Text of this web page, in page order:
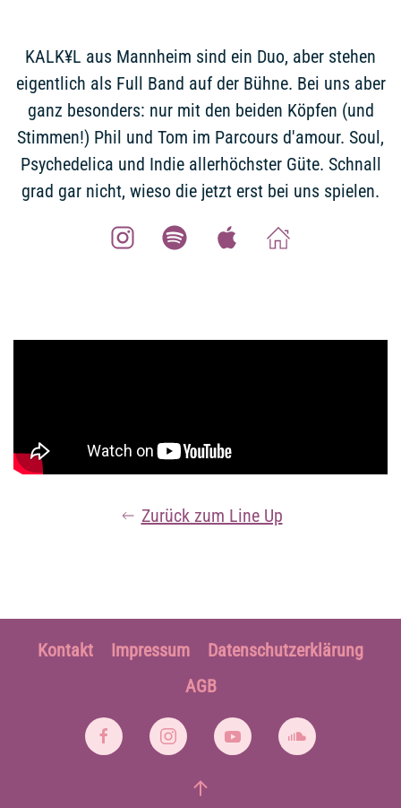
KALK¥L aus Mannheim sind ein Duo, aber stehen
eigentlich als Full Band auf der Bühne. Bei uns aber
ganz besonders: nur mit den beiden Köpfen (und
Stimmen!) Phil und Tom im Parcours d'amour. Soul,
Psychedelica und Indie allerhöchster Güte. Schnall
grad gar nicht, wieso die jetzt erst bei uns spielen.
Zurück zum Line Up
Kontakt Impressum
Datenschutzerklärung
AGB